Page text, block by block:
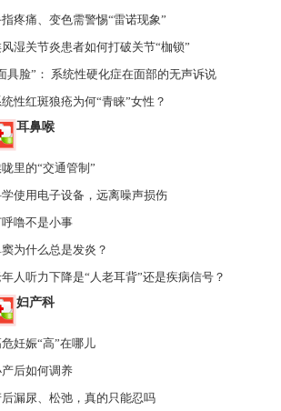
疼痛、变色需警惕“雷诺现象”
湿关节炎患者如何打破关节“枷锁”
具脸”： 系统性硬化症在面部的无声诉说
统性红斑狼疮为何“青睐”女性？
耳鼻喉
里的“交通管制”
使用电子设备，远离噪声损伤
噜不是小事
为什么总是发炎？
人听力下降是“人老耳背”还是疾病信号？
妇产科
妊娠“高”在哪儿
后如何调养
后漏尿、松弛，真的只能忍吗